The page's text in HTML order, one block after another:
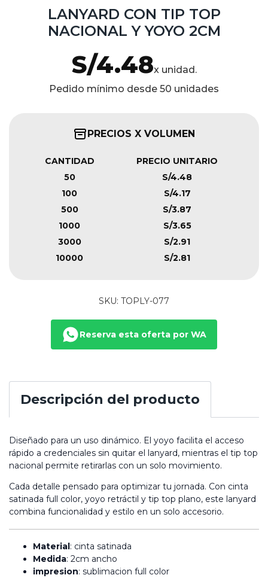
LANYARD CON TIP TOP
NACIONAL Y YOYO 2CM
S/4.48x unidad.
Pedido mínimo desde 50 unidades
PRECIOS X VOLUMEN
CANTIDAD
PRECIO UNITARIO
50
S/4.48
100
S/4.17
500
S/3.87
1000
S/3.65
3000
S/2.91
10000
S/2.81
SKU: TOPLY-077
Reserva esta oferta por WA
Descripción del producto
Diseñado para un uso dinámico. El yoyo facilita el acceso
rápido a credenciales sin quitar el lanyard, mientras el tip top
nacional permite retirarlas con un solo movimiento.
Cada detalle pensado para optimizar tu jornada. Con cinta
satinada full color, yoyo retráctil y tip top plano, este lanyard
combina funcionalidad y estilo en un solo accesorio.
Material: cinta satinada
Medida: 2cm ancho
impresion: sublimacion full color